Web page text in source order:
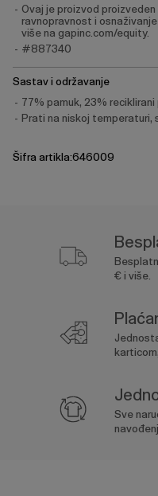
Ovaj je proizvod
ravnopravnost i
više na gapinc.com/equity.
#887340
Sastav i održavanje
77% pamuk, 23%
Prati na niskoj temperaturi,
Šifra artikla:646009
€ i više.
Sve